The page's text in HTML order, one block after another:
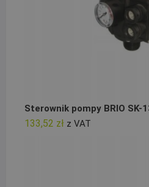
Sterownik pompy BRIO SK-
133,52 zł z VAT